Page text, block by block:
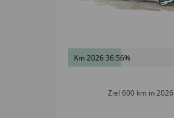
Km 2026 36.56%
Ziel 600 km in 2026